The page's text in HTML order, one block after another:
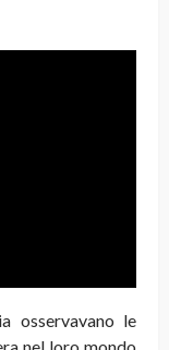
osservavano le